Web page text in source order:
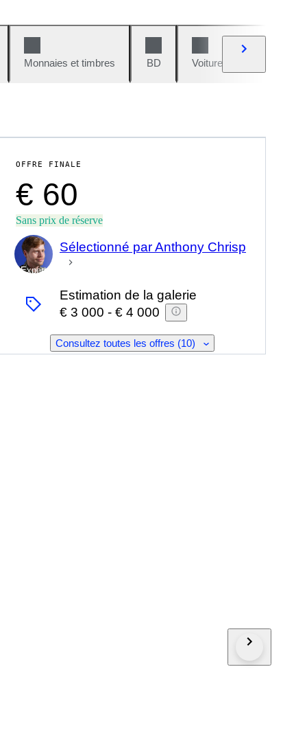
Monnaies et timbres BD Voitures et motos
OFFRE FINALE
€ 60
Sans prix de réserve
Expert
Sélectionné par Anthony Chrisp
Estimation de la galerie
€ 3 000 - € 4 000
Consultez toutes les offres (10)